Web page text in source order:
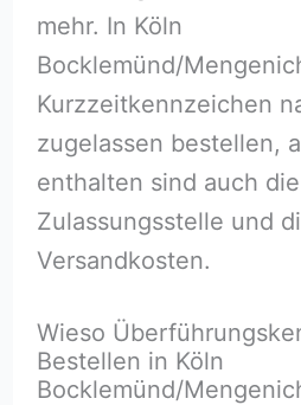
mehr. In Köln
Bocklemünd/
Kurzzeitkennzeichen
zugelassen bestellen,
enthalten sind auch
Zulassungsstelle und
Versandkosten.
Wieso
Bestellen in Köln
Bocklemünd/